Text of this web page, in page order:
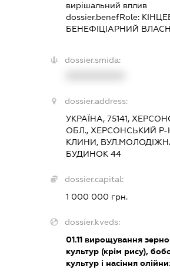
вирішальний вплив
dossier.benefRole:
БЕНЕФІЦІАРНИЙ
dossier.smida:
dossier.address:
УКРАЇНА, 75141,
ОБЛ., ХЕРСОНСЬКИЙ Р-
КЛИНИ,
БУДИНОК 44
dossier.capital:
1 000 000 грн.
dossier.kveds:
01.11 вирощування
культур (крім рису),
культур і насіння